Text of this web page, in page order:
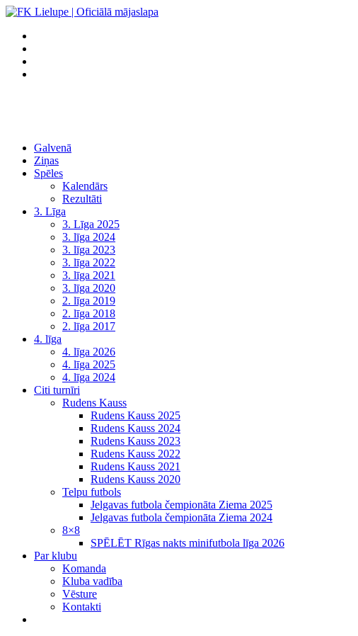
Galvenā
Ziņas
Spēles
Kalendārs
Rezultāti
3. Līga
3. Līga 2025
3. līga 2024
3. līga 2023
3. līga 2022
3. līga 2021
3. līga 2020
2. līga 2019
2. līga 2018
2. līga 2017
4. līga
4. līga 2026
4. līga 2025
4. līga 2024
Citi turnīri
Rudens Kauss
Rudens Kauss 2025
Rudens Kauss 2024
Rudens Kauss 2023
Rudens Kauss 2022
Rudens Kauss 2021
Rudens Kauss 2020
Telpu futbols
Jelgavas futbola čempionāta Ziema 2025
Jelgavas futbola čempionāta Ziema 2024
8×8
SPĒLĒT Rīgas nakts minifutbola līga 2026
Par klubu
Komanda
Kluba vadība
Vēsture
Kontakti